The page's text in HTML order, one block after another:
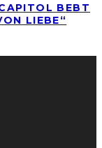
BEBT
LIEBE“